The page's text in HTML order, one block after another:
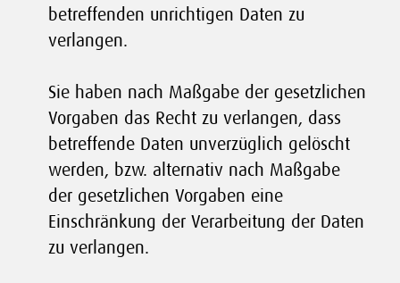
betreffenden unrichtigen Daten zu
verlangen.
Sie haben nach Maßgabe der gesetzlichen
Vorgaben das Recht zu verlangen, dass
betreffende Daten unverzüglich gelöscht
werden, bzw. alternativ nach Maßgabe
der gesetzlichen Vorgaben eine
Einschränkung der Verarbeitung der Daten
zu verlangen.